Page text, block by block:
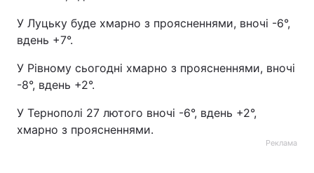
У Луцьку буде хмарно з проясненнями, вночі -6°,
вдень +7°.
У Рівному сьогодні хмарно з проясненнями, вночі
-8°, вдень +2°.
У Тернополі 27 лютого вночі -6°, вдень +2°,
хмарно з проясненнями.
Реклама